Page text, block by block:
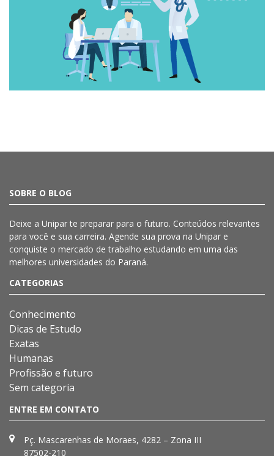
SOBRE O BLOG
Deixe a Uniparte preparar para o futuro. Conteúdos relevantes
para você e sua carreira. Agende sua prova na Unipar e
conquiste o mercado de trabalho estudando em uma das
melhores universidades do Paraná.
CATEGORIAS
Conhecimento
Dicas de Estudo
Exatas
Humanas
Profissão e futuro
Sem categoria
ENTRE EM CONTATO
Pç. Mascarenhas de Moraes, 4282 – Zona III
87502-210